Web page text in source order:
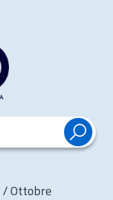
/ Ottobre